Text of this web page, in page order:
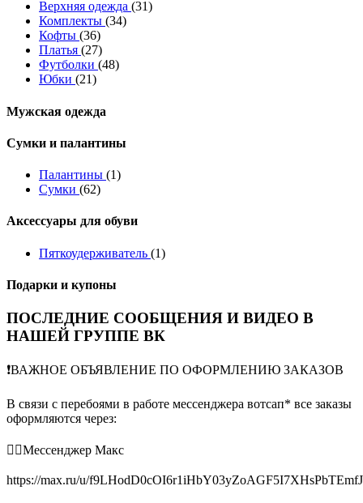
Верхняя одежда (31)
Комплекты (34)
Кофты (36)
Платья (27)
Футболки (48)
Юбки (21)
Мужская одежда
Сумки и палантины
Палантины (1)
Сумки (62)
Аксессуары для обуви
Пяткоудерживатель (1)
Подарки и купоны
ПОСЛЕДНИЕ СООБЩЕНИЯ И ВИДЕО В
НАШЕЙ ГРУППЕ ВК
❗️ВАЖНОЕ ОБЪЯВЛЕНИЕ ПО ОФОРМЛЕНИЮ ЗАКАЗОВ
В связи с перебоями в работе мессенджера вотсап* все заказы
оформляются через:
👉🏻Мессенджер Макс
https://max.ru/u/